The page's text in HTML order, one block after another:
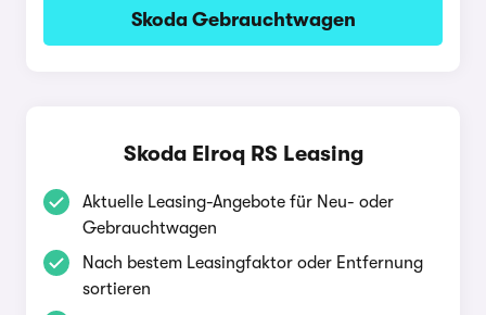
Skoda Gebrauchtwagen
Skoda Elroq RS Leasing
Aktuelle Leasing-Angebote für Neu- oder
Gebrauchtwagen
Nach bestem Leasingfaktor oder Entfernung
sortieren